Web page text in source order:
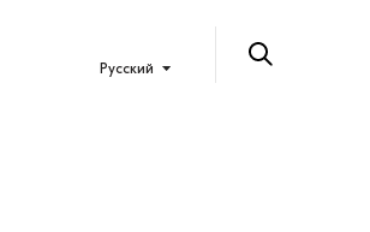
Русский